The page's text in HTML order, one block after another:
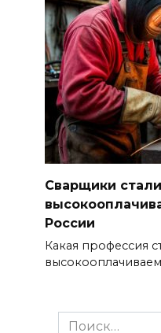
Сварщики
России
Какая профессия
Search